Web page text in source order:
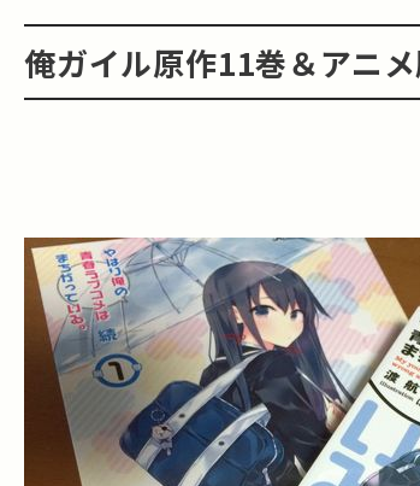
俺ガイル原作11巻＆アニ